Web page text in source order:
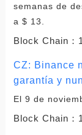
semanas de
a $ 13.
Block Chain：
CZ: Binance
garantía y
El 9 de
Block Chain：